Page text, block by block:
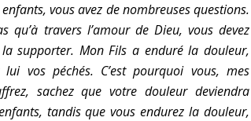
vous avez de nombreuses questions.
qu’à travers l’amour de Dieu, vous devez
supporter. Mon Fils a enduré la douleur,
vos péchés. C’est pourquoi vous, mes
sachez que votre douleur deviendra
tandis que vous endurez la douleur,